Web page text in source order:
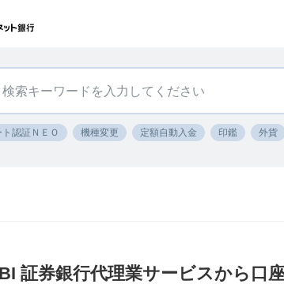
ト認証ＮＥＯ 機種変更 定額自動入金 印鑑 外貨
証券銀行代理業サービスから